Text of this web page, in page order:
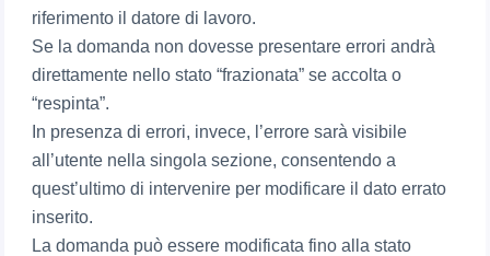
riferimento il datore di lavoro.
Se la domanda non dovesse presentare errori andrà
direttamente nello stato “frazionata” se accolta o
“respinta”.
In presenza di errori, invece, l’errore sarà visibile
all’utente nella singola sezione, consentendo a
quest’ultimo di intervenire per modificare il dato errato
inserito.
La domanda può essere modificata fino alla stato